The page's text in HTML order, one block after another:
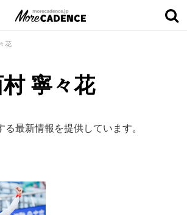
花
寧々花
る最新情報を提供しています。